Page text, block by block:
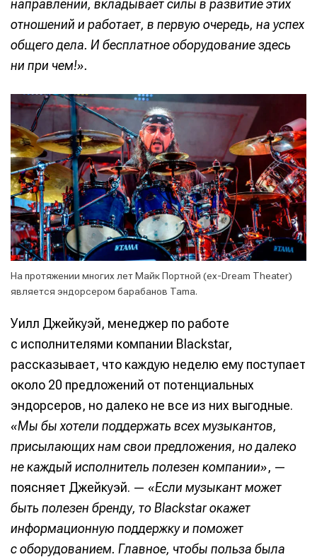
направлении, вкладывает силы в развитие этих
отношений и работает, в первую очередь, на успех
общего дела. И бесплатное оборудование здесь
ни при чем!».
На протяжении многих лет Майк Портной (ex-Dream Theater)
является эндорсером барабанов Tama.
Уилл Джейкуэй, менеджер по работе
с исполнителями компании Blackstar,
рассказывает, что каждую неделю ему поступает
около 20 предложений от потенциальных
эндорсеров, но далеко не все из них выгодные.
«Мы бы хотели поддержать всех музыкантов,
присылающих нам свои предложения, но далеко
не каждый исполнитель полезен компании», —
поясняет Джейкуэй. — «Если музыкант может
быть полезен бренду, то Blackstar окажет
информационную поддержку и поможет
с оборудованием. Главное, чтобы польза была